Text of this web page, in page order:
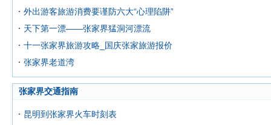
外出游客旅游消费要谨防六大“心理陷阱”
天下第一漂——张家界猛洞河漂流
十一张家界旅游攻略_国庆张家旅游报价
张家界老道湾
张家界交通指南
昆明到张家界火车时刻表